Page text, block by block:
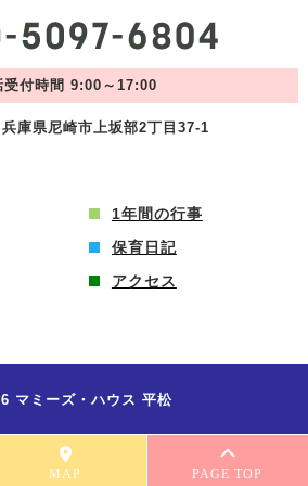
受付時間 9:00～17:00
庫県尼崎市上坂部2丁目37-1
1年間の行事
保育日記
アクセス
マミーズ・ハウス 平松
MAP PAGE TOP